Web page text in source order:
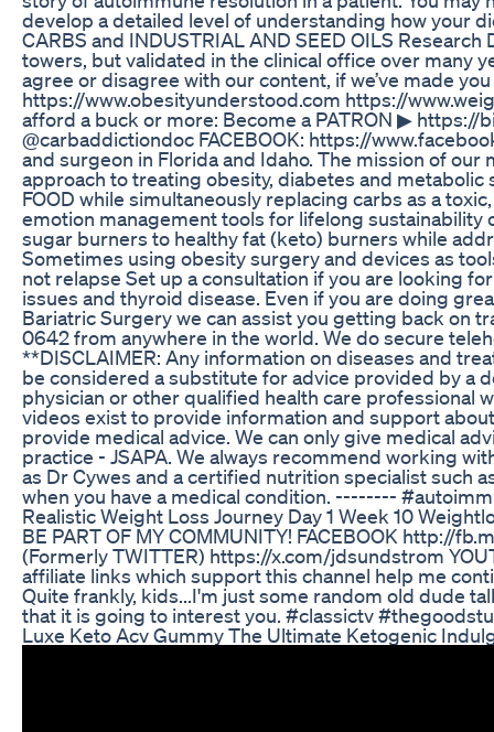
develop a detailed level of understanding how your
CARBS and INDUSTRIAL AND SEED OILS
towers, but validated in the clinical office over many
agree or disagree with our content, if we’ve made
https://www.obesityunderstood.com https://
afford a buck or more: Become a PATRON ▶ https://
@carbaddictiondoc FACEBOOK: https://
and surgeon in Florida and Idaho. The mission of
approach to treating obesity, diabetes and
FOOD while simultaneously replacing carbs as a
emotion management tools for lifelong
sugar burners to healthy fat (keto) burners while
Sometimes using obesity surgery and devices as
not relapse Set up a consultation if you are looking
issues and thyroid disease. Even if you are doing
Bariatric Surgery we can assist you getting back on
0642 from anywhere in the world. We do secure
**DISCLAIMER: Any information on diseases and
be considered a substitute for advice provided by a
physician or other qualified health care professional
videos exist to provide information and support
provide medical advice. We can only give medical
practice - JSAPA. We always recommend working
as Dr Cywes and a certified nutrition specialist such
when you have a medical condition. --------
Realistic Weight Loss Journey Day 1 Week 10
BE PART OF MY COMMUNITY! FACEBOOK http://
(Formerly TWITTER) https://x.com/jdsundstrom
affiliate links which support this channel help me
Quite frankly, kids...I'm just some random old dude
that it is going to interest you. #classictv
Luxe Keto Acv Gummy The Ultimate Ketogenic